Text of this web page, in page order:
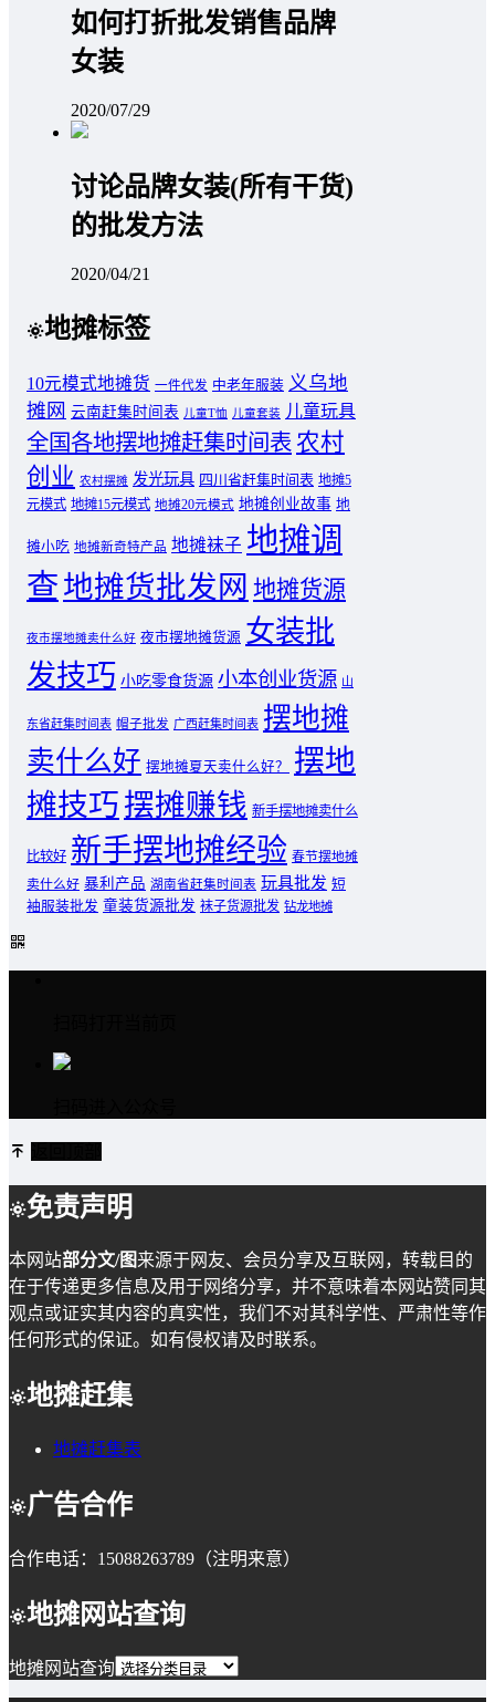
如何打折批发销售品牌
女装
2020/07/29
讨论品牌女装(所有干货)
的批发方法
2020/04/21
地摊标签
10元模式地摊货 一件代发 中老年服装 义乌地
摊网 云南赶集时间表 儿童T恤 儿童套装 儿童玩具
全国各地摆地摊赶集时间表 农村
创业 农村摆摊 发光玩具 四川省赶集时间表 地摊5
元模式 地摊15元模式 地摊20元模式 地摊创业故事 地
摊小吃 地摊新奇特产品 地摊袜子 地摊调
查地摊货批发网 地摊货源
夜市摆地摊卖什么好 夜市摆地摊货源 女装批
发技巧 小吃零食货源 小本创业货源 山
东省赶集时间表 帽子批发 广西赶集时间表 摆地摊
卖什么好 摆地摊夏天卖什么好？
摆地
摊技巧摆摊赚钱 新手摆地摊卖什么
比较好 新手摆地摊经验 春节摆地摊
卖什么好 暴利产品 湖南省赶集时间表 玩具批发 短
袖服装批发 童装货源批发 袜子货源批发 钻龙地摊
免责声明
本网站部分文/图来源于网友、会员分享及互联网，转载目的
在于传递更多信息及用于网络分享，并不意味着本网站赞同其
观点或证实其内容的真实性，我们不对其科学性、严肃性等作
任何形式的保证。如有侵权请及时联系。
地摊赶集
地摊赶集表
广告合作
合作电话：15088263789（注明来意）
地摊网站查询
地摊网站查询